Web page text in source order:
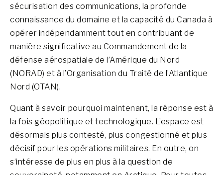
sécurisation des communications, la profonde
connaissance du domaine et la capacité du Canada à
opérer indépendamment tout en contribuant de
manière significative au Commandement de la
défense aérospatiale de l’Amérique du Nord
(NORAD) et à l’Organisation du Traité de l’Atlantique
Nord (OTAN).
Quant à savoir pourquoi maintenant, la réponse est à
la fois géopolitique et technologique. L’espace est
désormais plus contesté, plus congestionné et plus
décisif pour les opérations militaires. En outre, on
s’intéresse de plus en plus à la question de